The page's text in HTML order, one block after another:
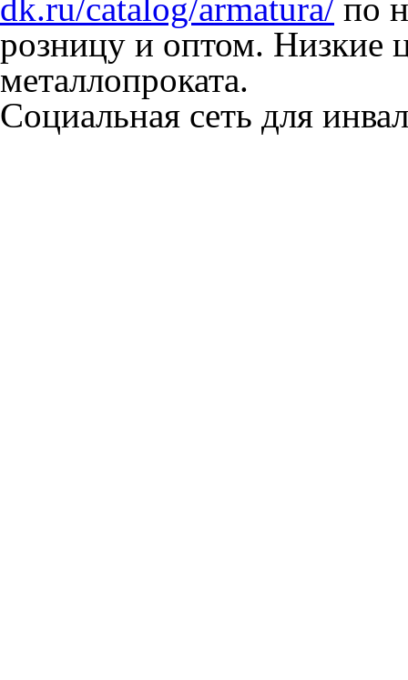
dk.ru/catalog/armatura/ по
розницу и оптом. Низкие
металлопроката.
Социальная сеть для